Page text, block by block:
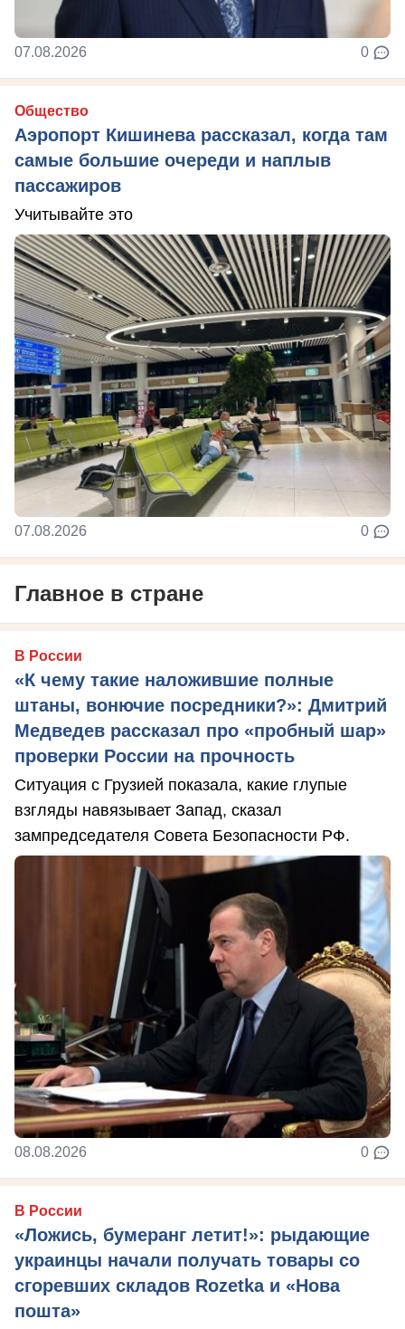
07.08.2026 0
Общество
Аэропорт Кишинева рассказал, когда там
самые большие очереди и наплыв
пассажиров
Учитывайте это
07.08.2026 0
Главное в стране
В России
«К чему такие наложившие полные
штаны, вонючие посредники?»: Дмитрий
Медведев рассказал про «пробный шар»
проверки России на прочность
Ситуация с Грузией показала, какие глупые
взгляды навязывает Запад, сказал
зампредседателя Совета Безопасности РФ.
08.08.2026 0
В России
«Ложись, бумеранг летит!»: рыдающие
украинцы начали получать товары со
сгоревших складов Rozetka и «Нова
пошта»